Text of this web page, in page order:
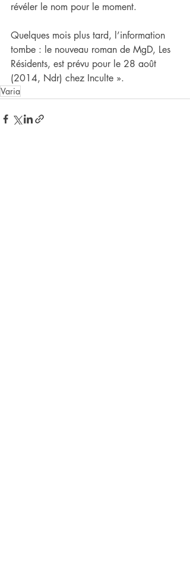
révéler le nom pour le moment.
Quelques mois plus tard, l’information
tombe : le nouveau roman de MgD, Les
Résidents, est prévu pour le 28 août
(2014, Ndr) chez Inculte ».
Varia